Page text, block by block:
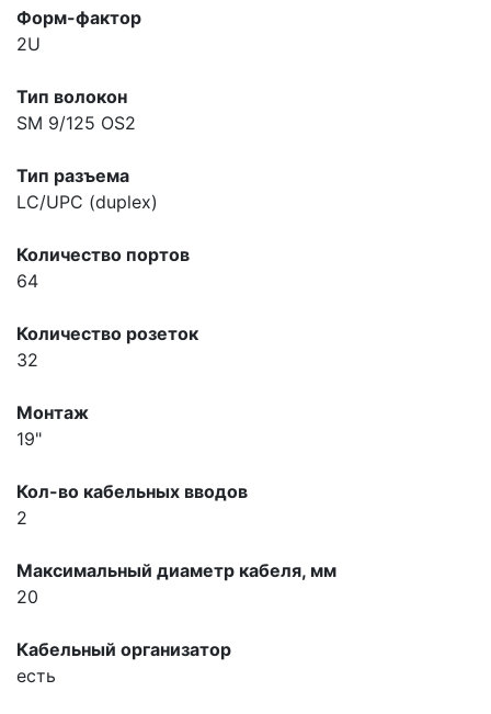
Форм-фактор
2U
Тип волокон
SM 9/125 OS2
Тип разъема
LC/UPC (duplex)
Количество портов
64
Количество розеток
32
Монтаж
19"
Кол-во кабельных вводов
2
Максимальный диаметр кабеля, мм
20
Кабельный организатор
есть